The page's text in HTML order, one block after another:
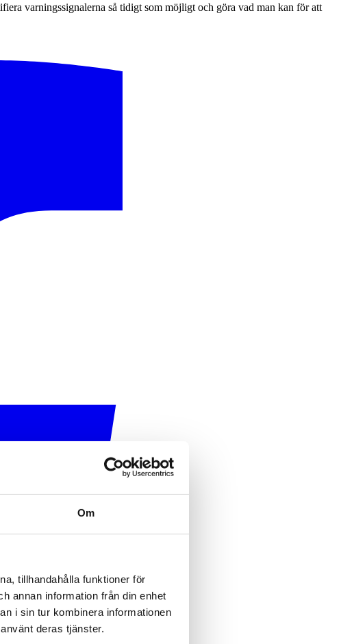
Om
tillhandahålla funktioner för
annan information från din enhet
i sin tur kombinera informationen
deras tjänster.
varningssignalerna så tidigt som möjligt och göra vad man kan för att